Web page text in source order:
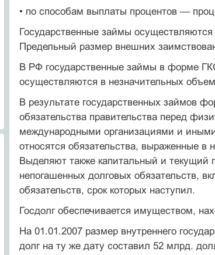
• по способам выплаты процентов —
Государственные займы
Предельный размер внешних
В РФ государственные займы в форме
осуществляются в незначительных
В результате государственных займов
обязательства прави­тельства перед
международными организациями и
отно­сятся обязательства, выраженные
Выделяют также капиталь­ный и
непогашенных долговых обязательств,
обязательств, срок которых наступил.
Госдолг обеспечивается имуществом,
На 01.01.2007 размер внутреннего
долг на ту же дату составил 52 млрд.